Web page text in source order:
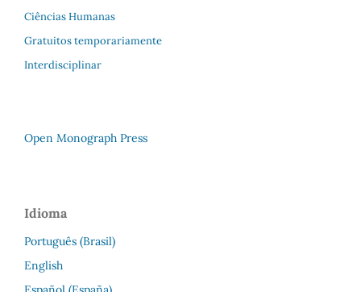
Ciências Humanas
Gratuitos temporariamente
Interdisciplinar
Open Monograph Press
Idioma
Português (Brasil)
English